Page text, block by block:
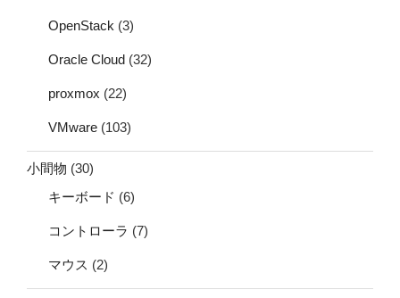
OpenStack (3)
Oracle Cloud (32)
proxmox (22)
VMware (103)
小間物 (30)
キーボード (6)
コントローラ (7)
マウス (2)